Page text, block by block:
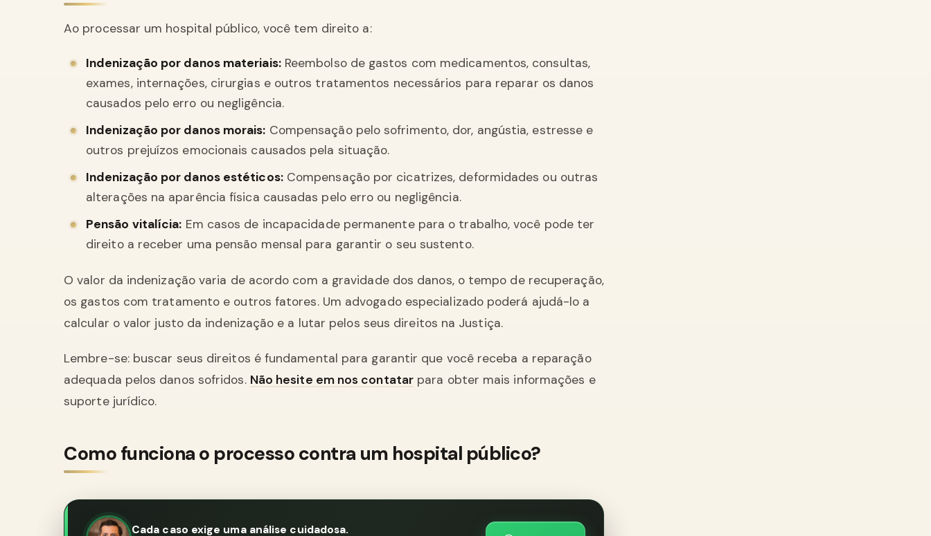
Ao processar um hospital público, você tem direito a:
Indenização por danos materiais:Reembolso de gastos com medicamentos, consultas,
exames, internações, cirurgias e outros tratamentos necessários para reparar os danos
causados pelo erro ou negligência.
Indenização por danos morais: Compensação pelo sofrimento, dor, angústia, estresse e
outros prejuízos emocionais causados pela situação.
Indenização por danos estéticos:Compensação por cicatrizes, deformidades ou outras
alterações na aparência física causadas pelo erro ou negligência.
Pensão vitalícia: Em casos de incapacidade permanente para o trabalho, você pode ter
direito a receber uma pensão mensal para garantir o seu sustento.
O valor da indenização varia de acordo com a gravidade dos danos, o tempo de recuperação,
os gastos com tratamento e outros fatores. Um advogado especializado poderá ajudá-lo a
calcular o valor justo da indenização e a lutar pelos seus direitos na Justiça.
Lembre-se: buscar seus direitos é fundamental para garantir que você receba a reparação
adequada pelos danos sofridos. Não hesite em nos contatar para obter mais informações e
suporte jurídico.
Como funciona o processo contra um hospital público?
Cada caso exige uma análise cuidadosa.